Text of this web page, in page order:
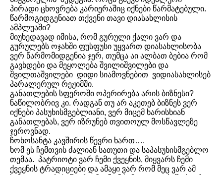
პირადი ცხოვრება კარიერაშიც იქნები წარმატებული.
წარმოგიდგენიათ თქვენი თავი დიასახლისის
ამპლუაში?
მიუხედავად იმისა, რომ გურული ქალი ვარ და
გურულებს ოჯახში ფუსფუსი უყვართ დიასახლისობა
ვერ წარმომიდგენია ჯერ, თუმცა აი ალბათ ბებია რომ
გავხდები და მეყოლება შვილიშვილები და
შვილთაშვილები დიდი სიამოვნებით ვიდიასახლისებ
პარალერულ რეჟიმში.
განათლების სფეროში ოპერირება არის ბიზნესი?
ნაწილობრივ კი. რადგან თუ არ აკეთებ ბიზნეს ვერ
იქნები პასუხისმგებლიანი, ვერ მიცემ ხარისხიან
განათლებას, ვერ იზრუნებ თვითოულ მოსწავლეზე
ჯეროვნად.
ჩოხოსანტა კავშირის წევრი ხართ….
ხომ ეს ჩემთვის ძალიან სათუთი და საპასუხისმგებლო
თემაა. პატრიოტი ვარ ჩემი ქვეყნის, მიყვარს ჩემი
ქვეყნის ტრადიციები და ამაყი ვარ რომ მეც ვარ ამ